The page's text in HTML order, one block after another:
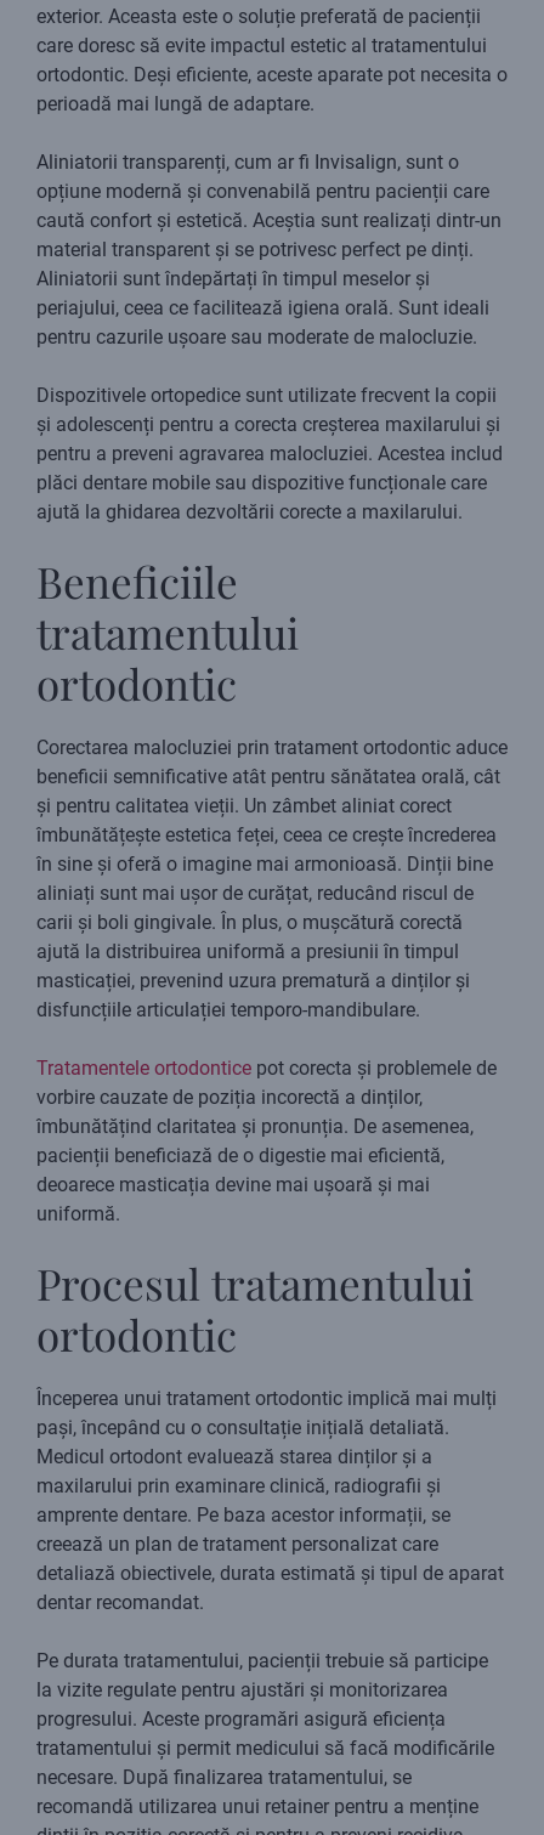
exterior. Aceasta este o soluție preferată de pacienții
care doresc să evite impactul estetic al tratamentului
ortodontic. Deși eficiente, aceste aparate pot necesita o
perioadă mai lungă de adaptare.
Aliniatorii transparenți, cum ar fi Invisalign, sunt o
opțiune modernă și convenabilă pentru pacienții care
caută confort și estetică. Aceștia sunt realizați dintr-un
material transparent și se potrivesc perfect pe dinți.
Aliniatorii sunt îndepărtați în timpul meselor și
periajului, ceea ce facilitează igiena orală. Sunt ideali
pentru cazurile ușoare sau moderate de malocluzie.
Dispozitivele ortopedice sunt utilizate frecvent la copii
și adolescenți pentru a corecta creșterea maxilarului și
pentru a preveni agravarea malocluziei. Acestea includ
plăci dentare mobile sau dispozitive funcționale care
ajută la ghidarea dezvoltării corecte a maxilarului.
Beneficiile
tratamentului
ortodontic
Corectarea malocluziei prin tratament ortodontic aduce
beneficii semnificative atât pentru sănătatea orală, cât
și pentru calitatea vieții. Un zâmbet aliniat corect
îmbunătățește estetica feței, ceea ce crește încrederea
în sine și oferă o imagine mai armonioasă. Dinții bine
aliniați sunt mai ușor de curățat, reducând riscul de
carii și boli gingivale. În plus, o mușcătură corectă
ajută la distribuirea uniformă a presiunii în timpul
masticației, prevenind uzura prematură a dinților și
disfuncțiile articulației temporo-mandibulare.
Tratamentele ortodontice pot corecta și problemele de
vorbire cauzate de poziția incorectă a dinților,
îmbunătățind claritatea și pronunția. De asemenea,
pacienții beneficiază de o digestie mai eficientă,
deoarece masticația devine mai ușoară și mai
uniformă.
Procesul tratamentului
ortodontic
Începerea unui tratament ortodontic implică mai mulți
pași, începând cu o consultație inițială detaliată.
Medicul ortodont evaluează starea dinților și a
maxilarului prin examinare clinică, radiografii și
amprente dentare. Pe baza acestor informații, se
creează un plan de tratament personalizat care
detaliază obiectivele, durata estimată și tipul de aparat
dentar recomandat.
Pe durata tratamentului, pacienții trebuie să participe
la vizite regulate pentru ajustări și monitorizarea
progresului. Aceste programări asigură eficiența
tratamentului și permit medicului să facă modificările
necesare. După finalizarea tratamentului, se
recomandă utilizarea unui retainer pentru a menține